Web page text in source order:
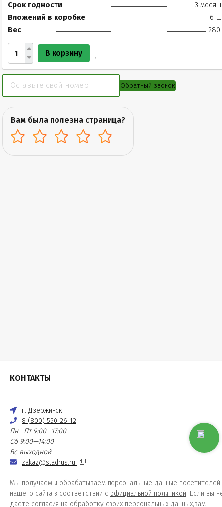
Срок годности
3
Вложений в коробке
6
Вес
280
В корзину
Обратный звонок
Вам была полезна страница?
КОНТАКТЫ
г. Дзержинск
8 (800) 550-26-12
Пн—Пт 9:00—17:00
Сб 9:00—14:00
Вс выходной
zakaz@sladrus.ru
Мы получаем и обрабатываем персональные данные посетителей
нашего сайта в соответствии с официальной политикой. Если вы
даете согласия на обработку своих персональных данных,вам